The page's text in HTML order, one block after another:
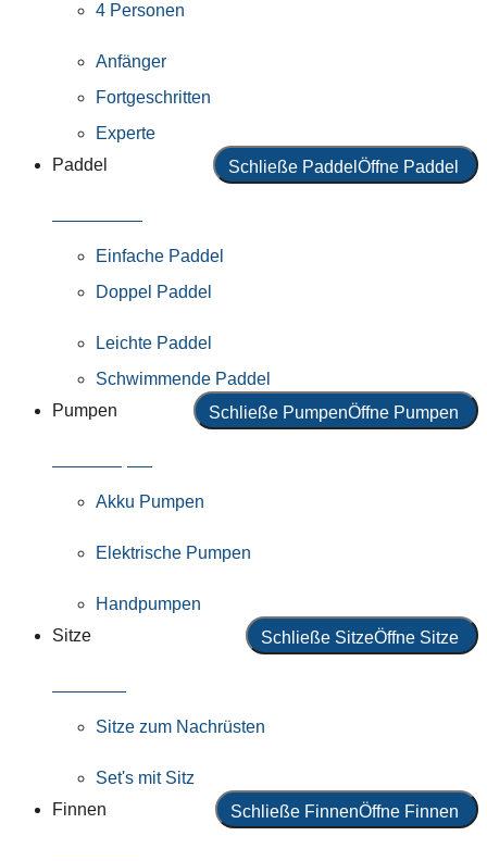
4 Personen
Anfänger
Fortgeschritten
Experte
Paddel
Schließe Paddel Öffne Paddel
Einfache Paddel
Doppel Paddel
Leichte Paddel
Schwimmende Paddel
Pumpen
Schließe PumpenÖffne Pumpen
Akku Pumpen
Elektrische Pumpen
Handpumpen
Sitze
Schließe SitzeÖffne Sitze
Sitze zum Nachrüsten
Set's mit Sitz
Finnen
Schließe FinnenÖffne Finnen